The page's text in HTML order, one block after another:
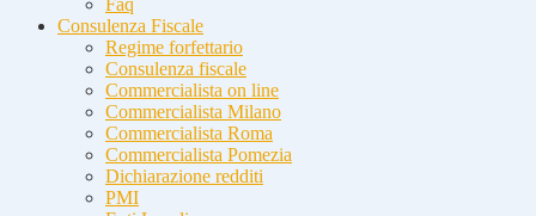
Faq
Consulenza Fiscale
Regime forfettario
Consulenza fiscale
Commercialista on line
Commercialista Milano
Commercialista Roma
Commercialista Pomezia
Dichiarazione redditi
PMI